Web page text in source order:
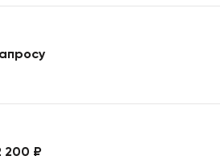
200 ₽